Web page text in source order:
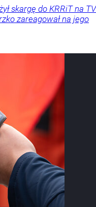
skargę do KRRiT na TV
zareagował na jego